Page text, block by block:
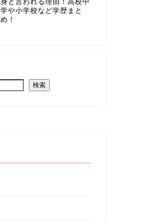
身と言われる理由！高校中
学や小学校など学歴まと
め！
検索